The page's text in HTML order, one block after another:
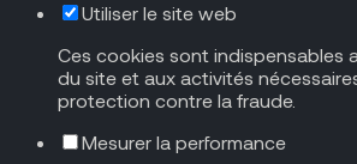
Utiliser le site web
Ces cookies sont indispensables
du site et aux activités
protection contre la fraude.
Mesurer la performance